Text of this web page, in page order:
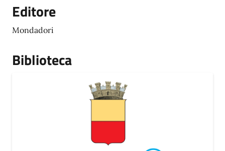
Editore
Mondadori
Biblioteca